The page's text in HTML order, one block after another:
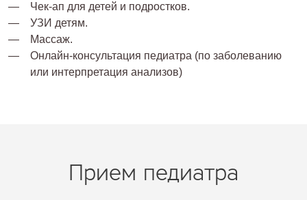
Чек-ап для детей и подростков.
УЗИ детям.
Массаж.
Онлайн-консультация педиатра (по заболеванию
или интерпретация анализов)
Прием педиатра